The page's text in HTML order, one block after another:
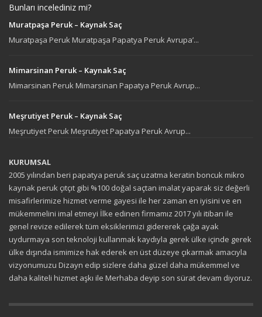
Bunları incelediniz mi?
Muratpaşa Peruk – Kaynak Saç
Muratpaşa Peruk Muratpaşa Papatya Peruk Avrupa’...
Mimarsinan Peruk – Kaynak Saç
Mimarsinan Peruk Mimarsinan Papatya Peruk Avrup...
Meşrutiyet Peruk – Kaynak Saç
Meşrutiyet Peruk Meşrutiyet Papatya Peruk Avrup...
KURUMSAL
2005 yılından beri papatya peruk saç uzatma keratin boncuk mikro
kaynak peruk çıtçıt gibi %100 doğal saçtan imalat yaparak siz değerli
misafirlerimize hizmet verme gayesi ile her zaman en iyisini ve en
mükemmelini imal etmeyi İlke edinen firmamız 2017 yılı itibarı ile
genel revize edilerek tüm eksiklerimizi gidererek çağa ayak
uydurmaya son teknoloji kullanmak kaydıyla gerek ülke içinde gerek
ülke dışında ismimize hak ederek en üst düzeye çıkarmak amacıyla
vizyonumuzu Dizayn edip sizlere daha güzel daha mükemmel ve
daha kaliteli hizmet aşkı ile Merhaba deyip son sürat devam diyoruz.